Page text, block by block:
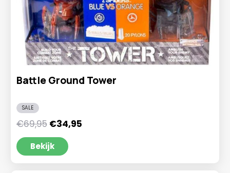
Battle Ground Tower
SALE
€69,95 Oorspronkelijke
prijs
was:
€69,95.
€34,95Huidige
Bekijk